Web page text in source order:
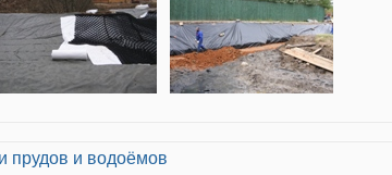
прудов и водоёмов